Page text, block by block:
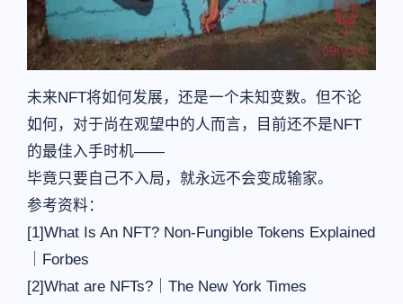
未来NFT将如何发展，还是一个未知变数。但不论
如何，对于尚在观望中的人而言，目前还不是NFT
的最佳入手时机——
毕竟只要自己不入局，就永远不会变成输家。
参考资料：
[1]What Is An NFT? Non-Fungible Tokens Explained
｜Forbes
[2]What are NFTs?｜The New York Times